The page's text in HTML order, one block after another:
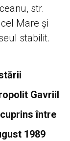
str.
Mare și
stabilit.
Gavriil
între
1989